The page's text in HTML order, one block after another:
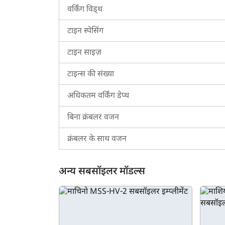
ट्रैक्टरकारवां एक अग्रणी प्लेटफ़ॉर्म है, जिसमें लांसर
ट्रैक्टर एवं अन्य का विवरण प्राप्त कर सकते हैं। आप
सकते हैं। इसके अलावा, आप बेहतर निर्णय लेने के लिए
वर्किंग विड्थ
टाइन स्पेसिंग
टाइन साइज़
टाइन्स की संख्या
अधिकतम वर्किंग डेप्थ
बिना क्रंबलर वजन
क्रंबलर के साथ वजन
अन्य सबसॉइलर मॉडल्स